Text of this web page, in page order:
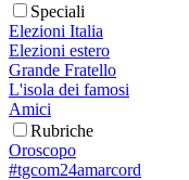
Speciali
Elezioni Italia
Elezioni estero
Grande Fratello
L'isola dei famosi
Amici
Rubriche
Oroscopo
#tgcom24amarcord